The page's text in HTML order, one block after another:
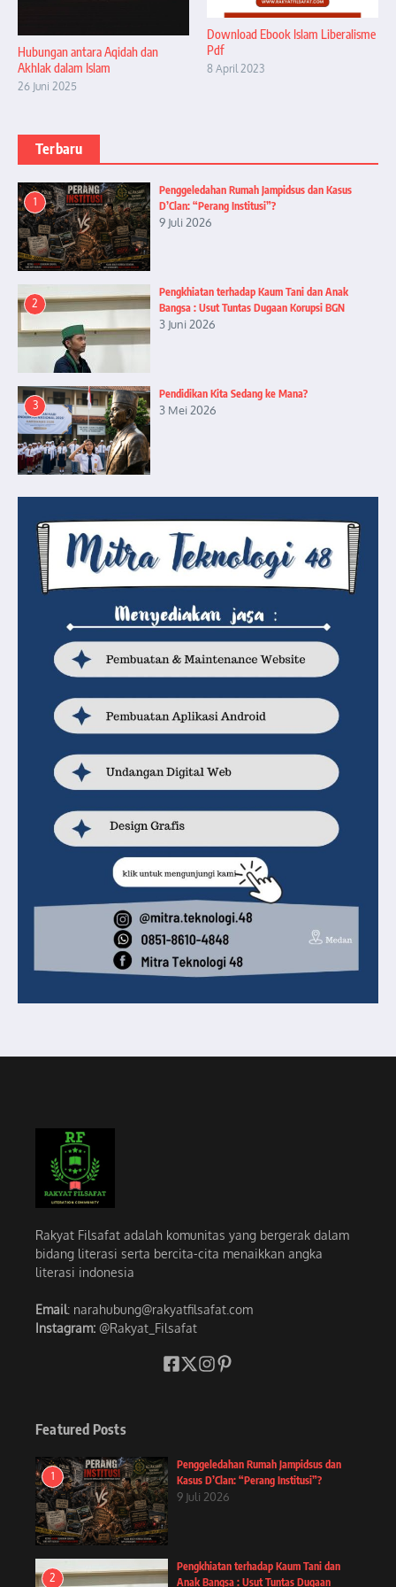
Hubungan antara Aqidah dan
Akhlak dalam Islam
26 Juni 2025
Download Ebook Islam Liberalisme
Pdf
8 April 2023
Terbaru
1
Penggeledahan Rumah Jampidsus dan Kasus
D’Clan: “Perang Institusi”?
9 Juli 2026
2
Pengkhiatan terhadap Kaum Tani dan Anak
Bangsa : Usut Tuntas Dugaan Korupsi BGN
3 Juni 2026
3
Pendidikan Kita Sedang ke Mana?
3 Mei 2026
Rakyat Filsafat adalah komunitas yang bergerak dalam
bidang literasi serta bercita-cita menaikkan angka
literasi indonesia
Email: narahubung@rakyatfilsafat.com
Instagram: @Rakyat_Filsafat
Featured Posts
1
Penggeledahan Rumah Jampidsus dan
Kasus D’Clan: “Perang Institusi”?
9 Juli 2026
2
Pengkhiatan terhadap Kaum Tani dan
Anak Bangsa : Usut Tuntas Dugaan